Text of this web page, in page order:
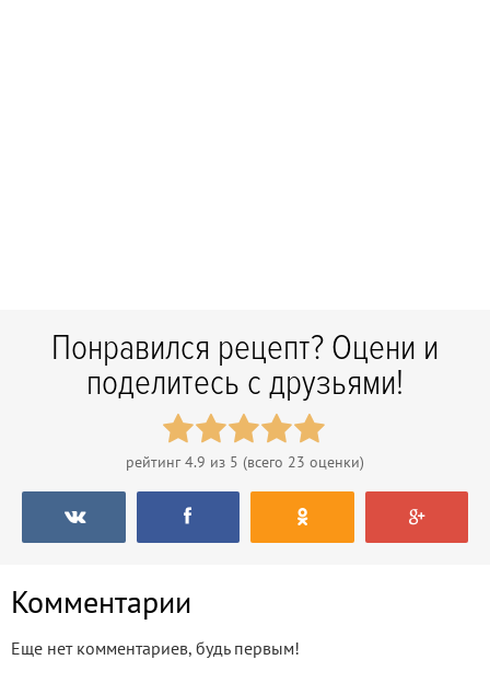
Понравился рецепт? Оцени и
поделитесь с друзьями!
рейтинг4.9 из 5 (всего 23 оценки)
Комментарии
Еще нет комментариев, будь первым!